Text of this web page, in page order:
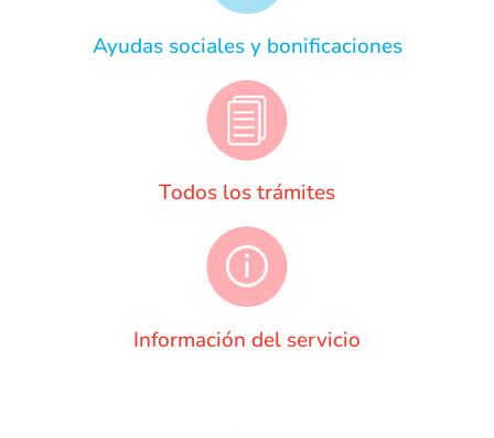
Ayudas sociales y bonificaciones
Todos los trámites
Información del servicio